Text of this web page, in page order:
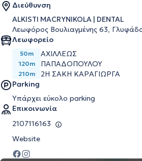
Διεύθυνση
ALKISTI MACRYNIKOLA | DENTAL
Λεωφόρος Βουλιαγμένης 63,
Λεωφορείο
50m ΑΧΙΛΛΕΩΣ
120m ΠΑΠΑΔΟΠΟΥΛΟΥ
210m
2Η ΣΑΚΗ ΚΑΡΑΓΙΩΡΓΑ
Parking
Υπάρχει εύκολο parking
Επικοινωνία
2107116163
Website